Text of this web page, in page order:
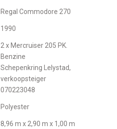
Regal Commodore 270
1990
2 x Mercruiser 205 PK.
Benzine
Schepenkring Lelystad,
verkoopsteiger
070223048
Polyester
8,96 m x 2,90 m x 1,00 m